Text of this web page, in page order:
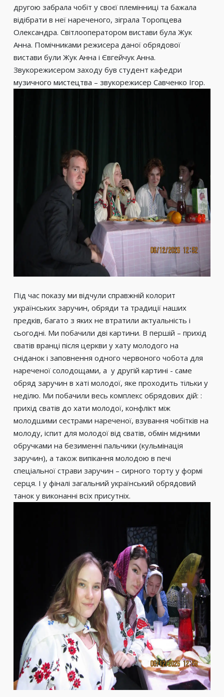
другою забрала чобіт у своєї племінниці та бажала
відібрати в неї нареченого, зіграла Торопцева
Олександра. Світлооператором вистави була Жук
Анна. Помічниками режисера даної обрядової
вистави були Жук Анна і Євгейчук Анна.
Звукорежисером заходу був студент кафедри
музичного мистецтва – звукорежисер Савченко Ігор.
Під час показу ми відчули справжній колорит
українських заручин, обряди та традиції наших
предків, багато з яких не втратили актуальність і
сьогодні. Ми побачили дві картини. В першій – прихід
сватів вранці після церкви у хату молодого на
сніданок і заповнення одного червоного чобота для
нареченої солодощами, а у другій картині - саме
обряд заручин в хаті молодої, яке проходить тільки у
неділю. Ми побачили весь комплекс обрядових дій: :
прихід сватів до хати молодої, конфлікт між
молодшими сестрами нареченої, взування чобітків на
молоду, іспит для молодої від сватів, обмін мідними
обручками на безименні пальчики (кульмінація
заручин), а також випікання молодою в печі
спеціальної страви заручин – сирного торту у формі
серця. І у фіналі загальний український обрядовий
танок у виконанні всіх присутніх.